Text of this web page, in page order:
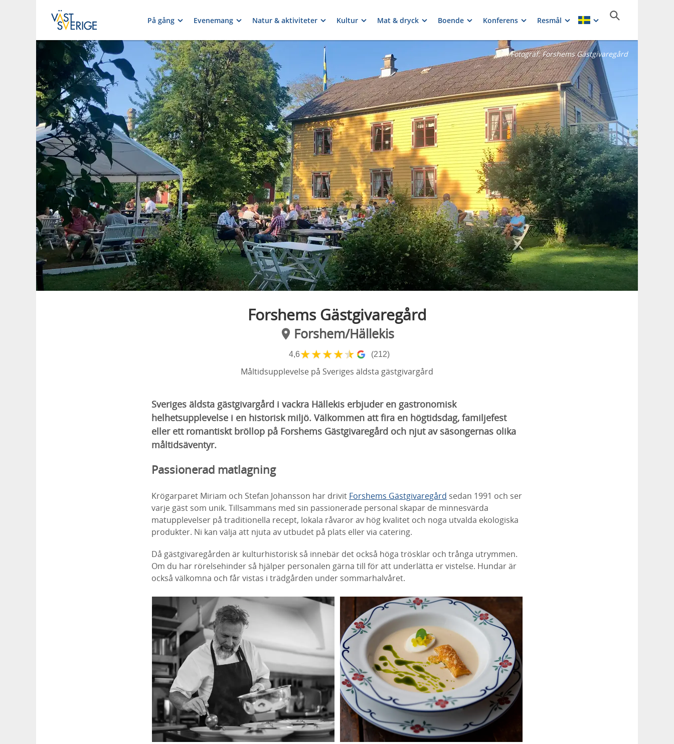
På gång Evenemang Natur & aktiviteter Kultur Mat & dryck Boende Konferens Resmål
Fotograf:Forshems Gästgivaregård
Forshems Gästgivaregård
Forshem/Hällekis
4,6★★★★★ (212)
Måltidsupplevelse på Sveriges äldsta gästgivargård
Sveriges äldsta gästgivargård i vackra Hällekis erbjuder en gastronomisk
helhetsupplevelse i en historisk miljö. Välkommen att fira en högtidsdag, familjefest
eller ett romantiskt bröllop på Forshems Gästgivaregård och njut av säsongernas olika
måltidsäventyr.
Passionerad matlagning
Krögarparet Miriam och Stefan Johansson har drivit Forshems Gästgivaregård sedan 1991 och ser
varje gäst som unik. Tillsammans med sin passionerade personal skapar de minnesvärda
matupplevelser på traditionella recept, lokala råvaror av hög kvalitet och noga utvalda ekologiska
produkter. Ni kan välja att njuta av utbudet på plats eller via catering.
Då gästgivaregården är kulturhistorisk så innebär det också höga trösklar och trånga utrymmen.
Om du har rörelsehinder så hjälper personalen gärna till för att underlätta er vistelse. Hundar är
också välkomna och får vistas i trädgården under sommarhalvåret.